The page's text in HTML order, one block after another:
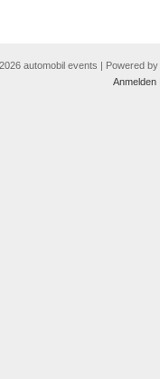
automobil events | Powered by
Anmelden|